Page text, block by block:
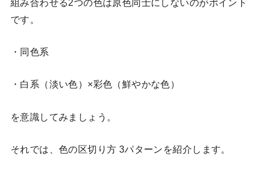
組み合わせる2つの色は原色同士にしないのがポイント
です。
・同色系
・白系（淡い色）×彩色（鮮やかな色）
を意識してみましょう。
それでは、色の区切り方 3パターンを紹介します。